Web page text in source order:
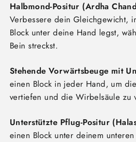
Halbmond-Positur (Ardha
Verbessere dein Gleichgewicht,
Block unter deine Hand legst,
Bein streckst.
Stehende Vorwärtsbeuge mit
einen Block in jeder Hand, um
vertiefen und die Wirbelsäule zu
Unterstützte Pflug-Positur
einen Block unter deinem